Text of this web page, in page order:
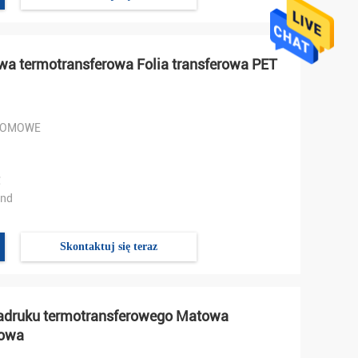
termotransferowa Folia transferowa PET
Skontaktuj się teraz
termotransferowego Matowa